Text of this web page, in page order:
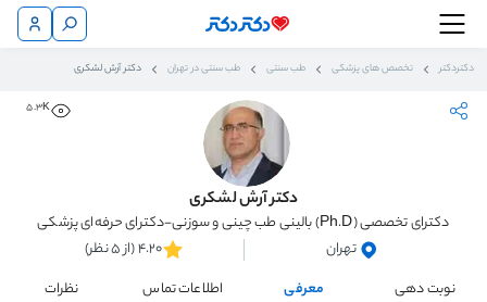
دکتردکتر تخصص های پزشکی طب سنتی طب سنتی در تهران دکتر آرش لشکری
5.3K
دکتر آرش لشکری
دکترای تخصصی (Ph.D) بالینی طب چینی و سوزنی-دکترای حرفه‌ای پزشکی
تهران
4.20 (از 5 نظر)
نوبت دهی
معرفی اطلاعات تماس نظرات